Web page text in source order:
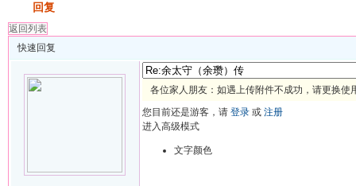
回复
返回列表
快速回复
各位家人朋友：如遇上传附件不成功，请更换使
您目前还是游客，请 登录 或 注册
进入高级模式
文字颜色